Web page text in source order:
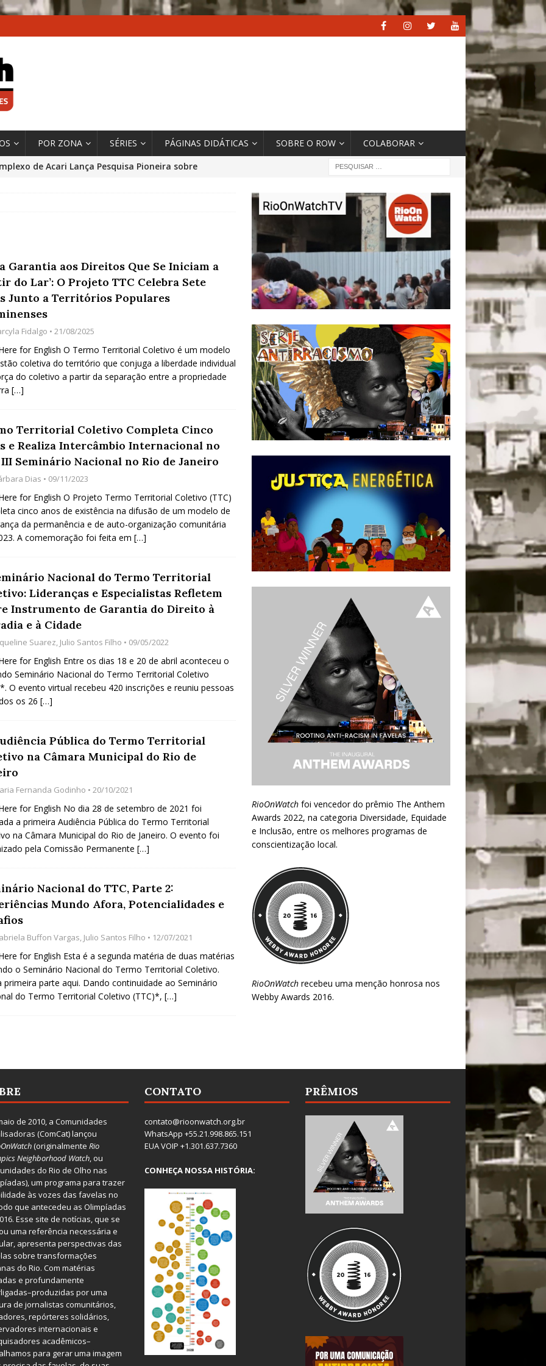
POR ZONA SÉRIES PÁGINAS DIDÁTICAS SOBRE O ROW COLABORAR
de Acari Lança Pesquisa Pioneira sobre
Autora Coordenadora Principal de Relatório
Cidades
*DESTAQUE
Começou com uma Praça em Ramos [OPINIÃO]
Agroecológico com os Povos das Águas Reúne
e Inauguração da Feira da Praia do Remanso
COBERTURA DE EVENTOS
Fluminenses, Cronicamente Abandonados,
Garantia aos Direitos Que Se Iniciam a
do Lar’: O Projeto TTC Celebra Sete
Junto a Territórios Populares
Fidalgo • 21/08/2025
for English O Termo Territorial Coletivo é um modelo
coletiva do território que conjuga a liberdade individual
do coletivo a partir da separação entre a propriedade
[…]
Territorial Coletivo Completa Cinco
e Realiza Intercâmbio Internacional no
III Seminário Nacional no Rio de Janeiro
Dias • 09/11/2023
for English O Projeto Termo Territorial Coletivo (TTC)
cinco anos de existência na difusão de um modelo de
da permanência e de auto-organização comunitária
A comemoração foi feita em […]
Nacional do Termo Territorial
Lideranças e Especialistas Refletem
Instrumento de Garantia do Direito à
e à Cidade
Suarez, Julio Santos Filho • 09/05/2022
for English Entre os dias 18 e 20 de abril aconteceu o
Seminário Nacional do Termo Territorial Coletivo
O evento virtual recebeu 420 inscrições e reuniu pessoas
os 26 […]
Pública do Termo Territorial
na Câmara Municipal do Rio de
Fernanda Godinho • 20/10/2021
for English No dia 28 de setembro de 2021 foi
a primeira Audiência Pública do Termo Territorial
na Câmara Municipal do Rio de Janeiro. O evento foi
pela Comissão Permanente […]
Nacional do TTC, Parte 2:
Mundo Afora, Potencialidades e
Buffon Vargas, Julio Santos Filho • 12/07/2021
for English Esta é a segunda matéria de duas matérias
o Seminário Nacional do Termo Territorial Coletivo.
primeira parte aqui. Dando continuidade ao Seminário
do Termo Territorial Coletivo (TTC)*, […]
RioOnWatchfoi vencedor do prêmio The Anthem
Awards 2022, na categoria Diversidade, Equidade
e Inclusão, entre os melhores programas de
conscientização local.
RioOnWatchrecebeu uma menção honrosa nos
Webby Awards 2016.
de 2010, a Comunidades
(ComCat) lançou
(originalmente Rio
Neighborhood Watch, ou
do Rio de Olho nas
um programa para trazer
às vozes das favelas no
que antecedeu as Olimpíadas
Esse site de notícias, que se
uma referência necessária e
apresenta perspectivas das
sobre transformações
do Rio. Com matérias
e profundamente
por uma
de jornalistas comunitários,
repórteres solidários,
internacionais e
acadêmicos–
para gerar uma imagem
CONTATO
contato@rioonwatch.org.br
WhatsApp +55.21.998.865.151
EUA VOIP +1.301.637.7360
CONHEÇA NOSSA HISTÓRIA:
PRÊMIOS